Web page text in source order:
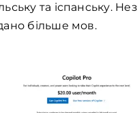
та іспанську.
більше мов.